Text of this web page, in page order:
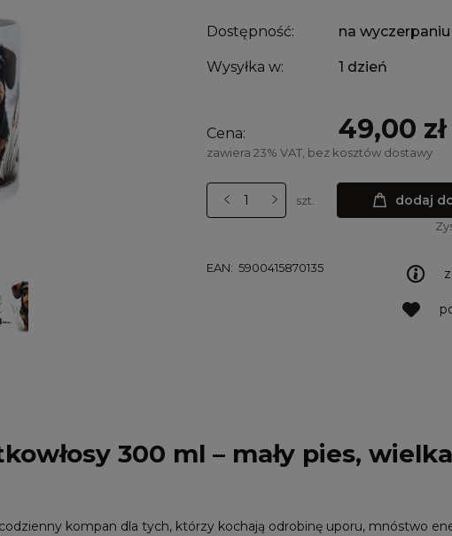
Dostępność: na wyczerpaniu
Wysyłka w: 1 dzień
Cena: 49,00 zł
zawiera 23% VAT, bez kosztów dostawy
szt. dodaj
EAN: 5900415870135
300 ml – mały pies,
kompan dla tych, którzy kochają odrobinę uporu, mnóstwo